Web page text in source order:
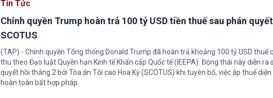
Tin Tức
Chính quyền Trump hoàn trả 100 tỷ USD tiền thuế sau phán
SCOTUS
(TAP) - Chính quyền Tổng thống Donald Trump đã hoàn trả khoảng 100 tỷ USD thuế
thu theo Đạo luật Quyền hạn Kinh tế Khẩn cấp Quốc tế (IEEPA). Động thái này diễn ra
quyết hồi tháng 2 bởi Tòa án Tối cao Hoa Kỳ (SCOTUS) khi tuyên bố, việc áp thuế diện
hoàn toàn bất hợp pháp.